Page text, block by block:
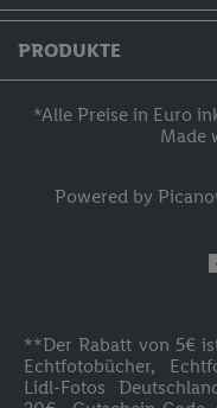
Hilfe & Kontakt
Bestellstatus
Versand
Cookie-Bestimmungen
AGB / Widerruf /
PRODUKTE
Fotos & Grußkarten
Fotogeschenke
*Alle Preise in Euro
Made
Powered by
**Der Rabatt von 5€
Echtfotobücher,
Lidl-Fotos